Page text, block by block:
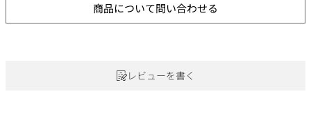
商品について問い合わせる
レビューを書く